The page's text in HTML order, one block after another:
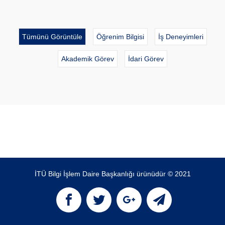
Tümünü Görüntüle Öğrenim Bilgisi İş Deneyimleri
Akademik Görev İdari Görev
İTÜ Bilgi İşlem Daire Başkanlığı ürünüdür © 2021